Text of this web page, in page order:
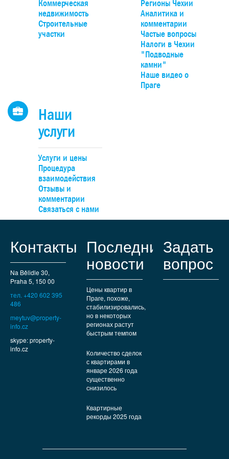
парк Гржебени. До Праги можно добраться на
20 минут по автомагистрали D4, удобно – на поезде
Смиховского или Главного вокзалов.
Коммерческая
недвижимость
Строительные
участки
Регионы Чехии
Аналитика и
комментарии
Частые вопросы
Налоги в Чехии
"Подводные
камни"
Наше видео о
Праге
Наши
услуги
Услуги и цены
Процедура
взаимодействия
Отзывы и
комментарии
Связаться с нами
Контакты
Na Bělidle 30,
Praha 5, 150 00
тел. +420 602 395
486
meytuv@property-
info.cz
skype: property-
info.cz
Последние
новости
Цены квартир в
Праге, похоже,
стабилизировались,
но в некоторых
регионах растут
быстрым темпом
Количество сделок
с квартирами в
январе 2026 года
существенно
снизилось
Квартирные
рекорды 2025 года
Задать
вопрос